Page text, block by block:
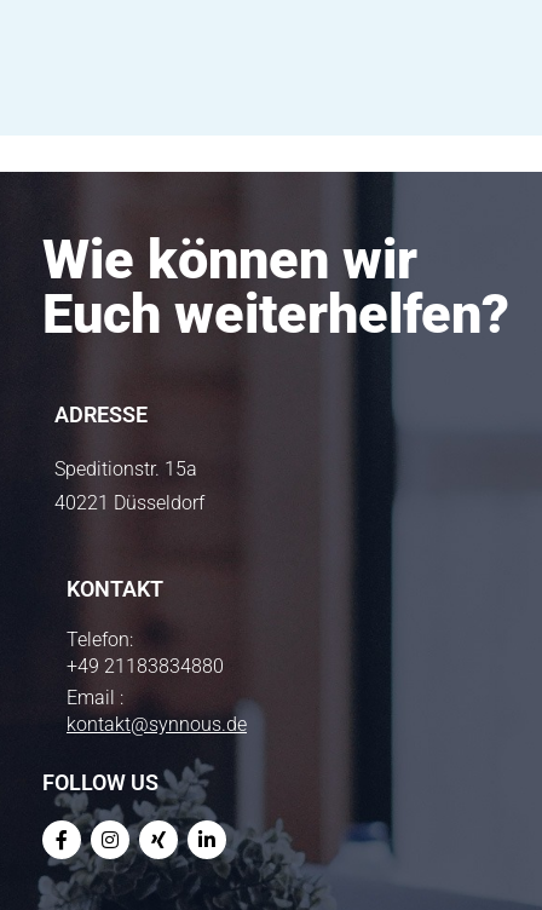
Wie können wir
Euch weiterhelfen?
ADRESSE
Speditionstr. 15a
40221 Düsseldorf
KONTAKT
Telefon:
+49 21183834880
Email :
kontakt@synnous.de
FOLLOW US
F
a
c
e
I
n
s
t
X
i
n
g
L
i
n